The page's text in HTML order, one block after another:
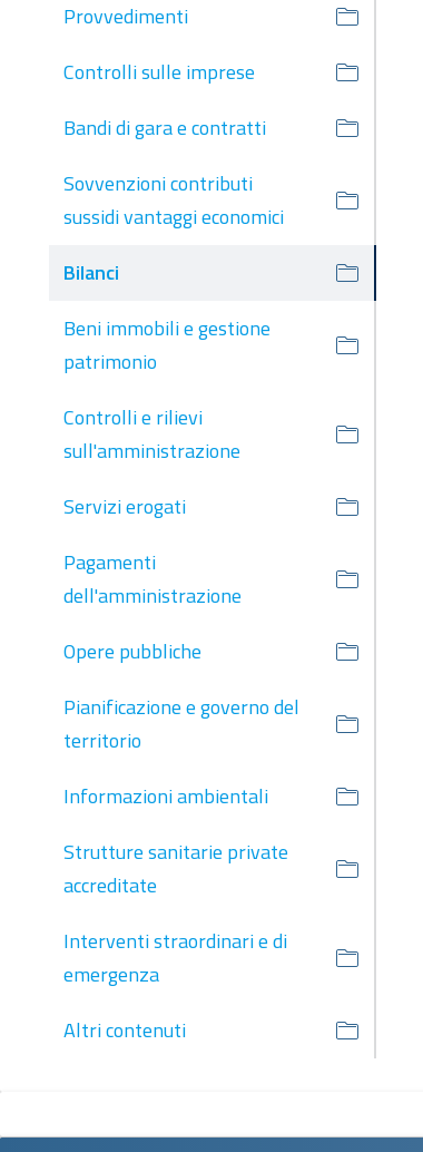
Provvedimenti
Controlli sulle imprese
Bandi di gara e contratti
Sovvenzioni contributi
sussidi vantaggi economici
Bilanci
Beni immobili e gestione
patrimonio
Controlli e rilievi
sull'amministrazione
Servizi erogati
Pagamenti
dell'amministrazione
Opere pubbliche
Pianificazione e governo del
territorio
Informazioni ambientali
Strutture sanitarie private
accreditate
Interventi straordinari e di
emergenza
Altri contenuti